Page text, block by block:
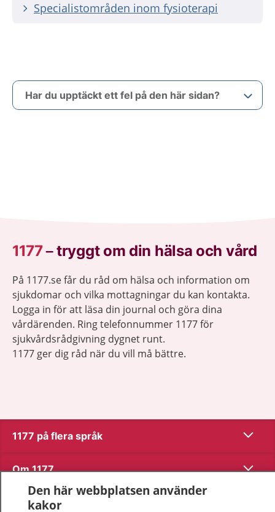
Specialistområden inom fysioterapi
Har du upptäckt ett fel på den här sidan?
1177–tryggt om din hälsa och vård
På 1177.se får du råd om hälsa och information om
sjukdomar och vilka mottagningar du kan kontakta.
Logga in för att läsa din journal och göra dina
vårdärenden. Ring telefonnummer 1177 för
sjukvårdsrådgivning dygnet runt.
1177 ger dig råd när du vill må bättre.
1177 på flera språk Visa
Om 1177 Visa
Kontakt
Den här webbplatsen använder
kakor